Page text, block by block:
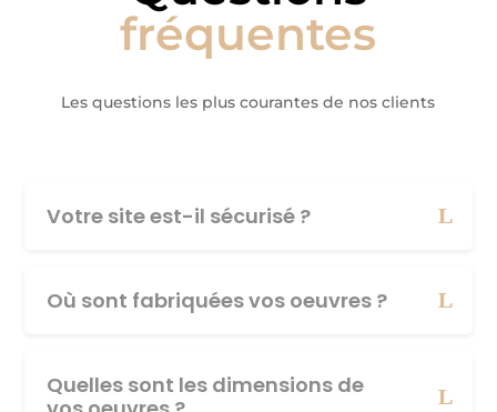
fréquentes
Les questions les plus courantes de nos clients
Votre site est-il sécurisé ?
Où sont fabriquées vos oeuvres ?
Quelles sont les dimensions de